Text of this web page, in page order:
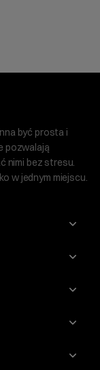
być prosta i
pozwalają
nimi bez stresu.
w jednym miejscu.